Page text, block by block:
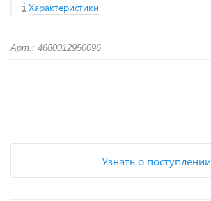
Характеристики
Арт.: 4680012950096
Узнать о поступлении